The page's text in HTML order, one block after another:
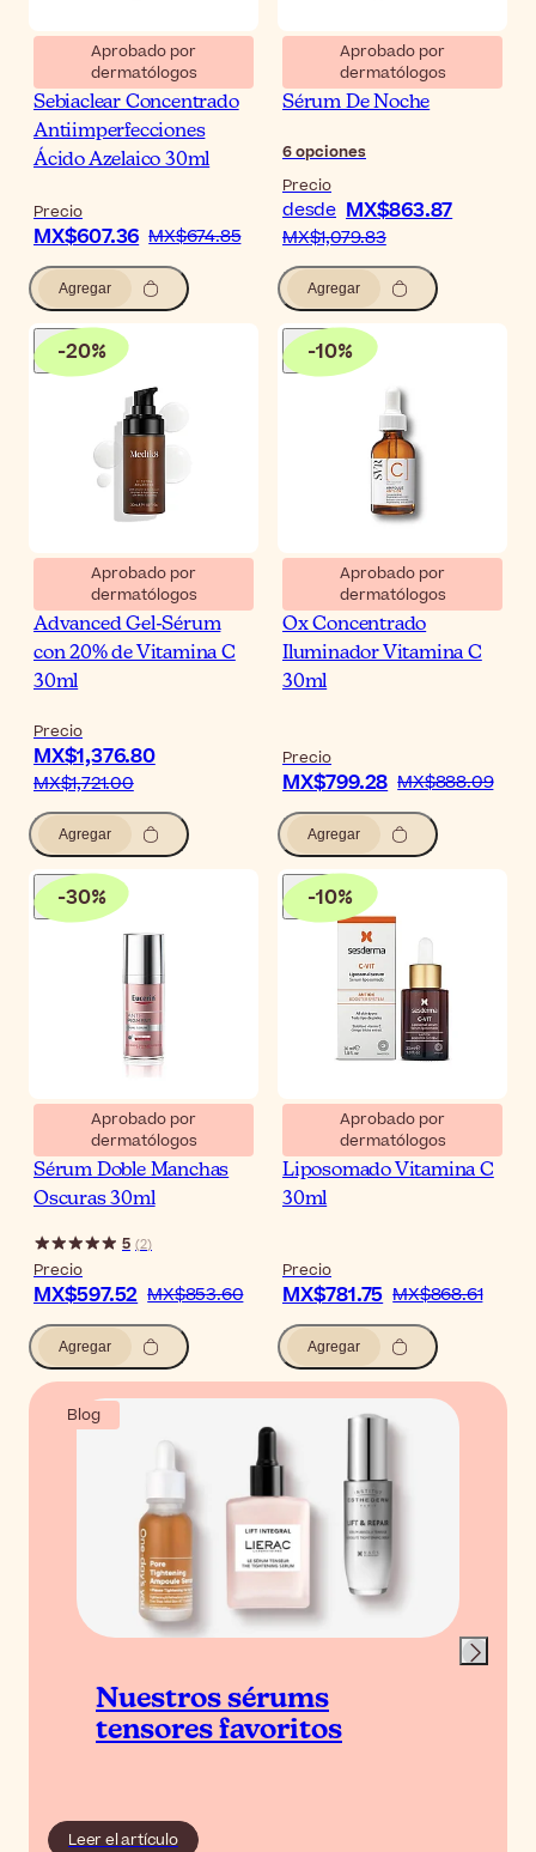
Aprobado por
dermatólogos
SVR Ampoule Flash [AZ]
Sebiaclear Concentrado
Antiimperfecciones
Ácido Azelaico 30ml
Precio
MX$607.36 MX$674.85
Agregar
Aprobado por
dermatólogos
Medik8 Crystal Retinal
Sérum De Noche
6opciones
Precio
desde MX$863.87
MX$1,079.83
Agregar
-20%
Aprobado por
dermatólogos
Medik8 C-Tetra
Advanced Gel-Sérum
con 20% de Vitamina C
30ml
Precio
MX$1,376.80
MX$1,721.00
Agregar
-10%
Aprobado por
dermatólogos
SVR Ampoule [C] Anti-
Ox Concentrado
Iluminador Vitamina C
30ml
Precio
MX$799.28 MX$888.09
Agregar
-30%
Aprobado por
dermatólogos
Eucerin Anti-Pigment
Sérum Doble Manchas
Oscuras 30ml
5 (2)
Precio
MX$597.52 MX$853.60
Agregar
-10%
Aprobado por
dermatólogos
Sesderma C-Vit Sérum
Liposomado Vitamina C
30ml
Precio
MX$781.75 MX$868.61
Agregar
Blog
Nuestros sérums
tensores favoritos
Leer el artículo